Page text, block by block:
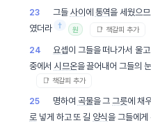
23 그들 사이 에 통역을 세웠으
였더라 † 원 📑 책갈피 추가
24 요셉이 그들을 떠나가서 울
중에서 시므온을 끌어내어 그들의
📑 책갈피 추가
25 명하여 곡물을 그그릇에 채
로넣게 하고 또 길 양식을 그들에